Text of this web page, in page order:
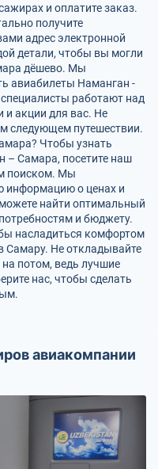
и оплатите заказ.
получите
адрес электронной
детали, чтобы вы могли
дёшево. Мы
авиабилеты Наманган -
работают над
и акции для вас. Не
следующем путешествии.
Чтобы узнать
– Самара, посетите наш
поиском. Мы
информацию о ценах и
найти оптимальный
и бюджету.
насладиться комфортом
Самару. Не откладывайте
потом, ведь лучшие
нас, чтобы сделать
авиакомпании